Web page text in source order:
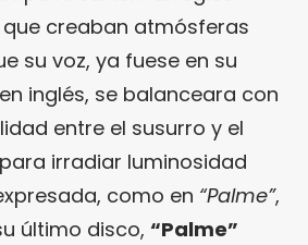
creaban atmósferas
su voz, ya fuese en su
inglés, se balanceara con
entre el susurro y el
irradiar luminosidad
como en “Palme”,
último disco, “Palme”